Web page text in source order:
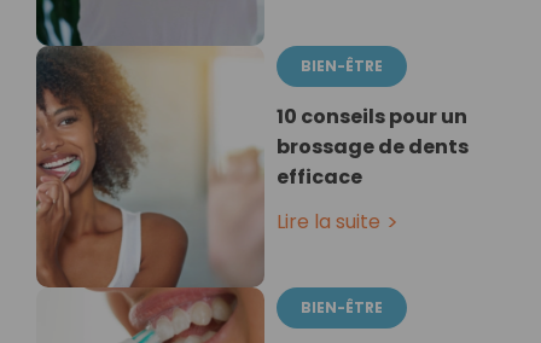
BIEN-ÊTRE
10 conseils pour un
brossage de dents
efficace
Lire la suite
BIEN-ÊTRE